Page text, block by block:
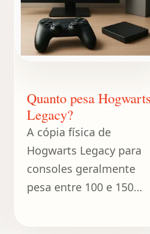
Quanto pesa
Legacy?
A cópia física de
Hogwarts Legacy para
consoles geralmente
pesa entre 100 e 150